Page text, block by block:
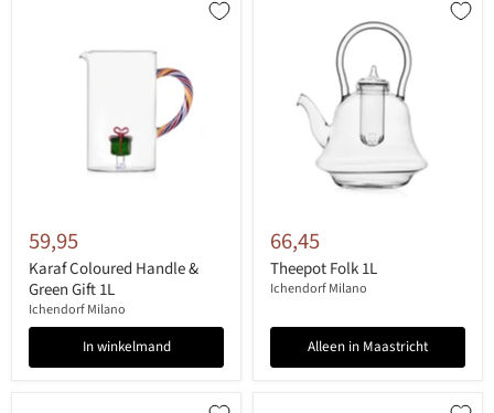
59,95
Karaf Coloured Handle &
Green Gift 1L
Ichendorf Milano
In winkelmand
66,45
Theepot Folk 1L
Ichendorf Milano
Alleen in Maastricht